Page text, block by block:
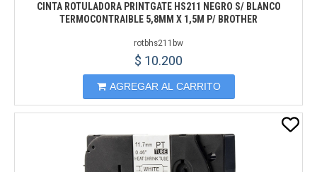
CINTA ROTULADORA PRINTGATE HS211 NEGRO S/ BLANCO
TERMOCONTRAIBLE 5,8MM X 1,5M P/ BROTHER
rotbhs211bw
$ 10.200
AGREGAR AL CARRITO